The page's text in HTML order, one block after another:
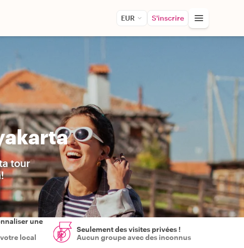
EUR S'inscrire
tour
une
local
Seulement des visites privées !
Aucun groupe avec des inconnus